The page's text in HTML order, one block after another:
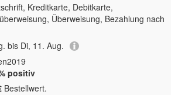
Kreditkarte, Debitkarte,
Überweisung, Bezahlung nach
bis Di, 11. Aug.
positiv
Bestellwert.